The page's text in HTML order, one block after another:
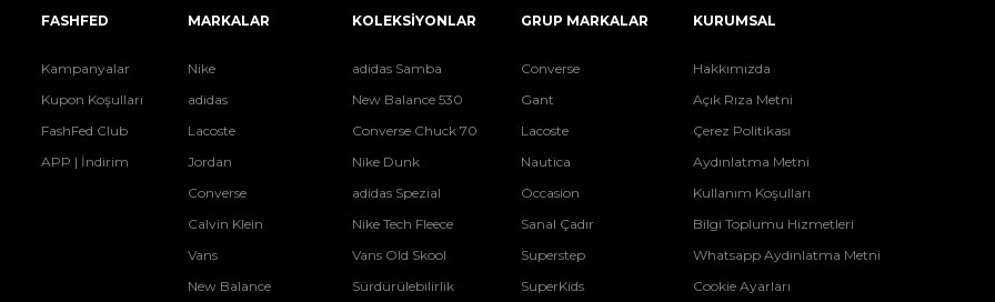
FASHFED
Kampanyalar
Kupon Koşulları
FashFed Club
APP | İndirim
MARKALAR
Nike
adidas
Lacoste
Jordan
Converse
Calvin Klein
Vans
New Balance
KOLEKSİYONLAR
adidas Samba
New Balance 530
Converse Chuck 70
Nike Dunk
adidas Spezial
Nike Tech Fleece
Vans Old Skool
Sürdürülebilirlik
GRUP MARKALAR
Converse
Gant
Lacoste
Nautica
Occasion
Sanal Çadır
Superstep
SuperKids
KURUMSAL
Hakkımızda
Açık Rıza Metni
Çerez Politikası
Aydınlatma Metni
Kullanım Koşulları
Bilgi Toplumu Hizmetleri
Whatsapp Aydınlatma Metni
Cookie Ayarları